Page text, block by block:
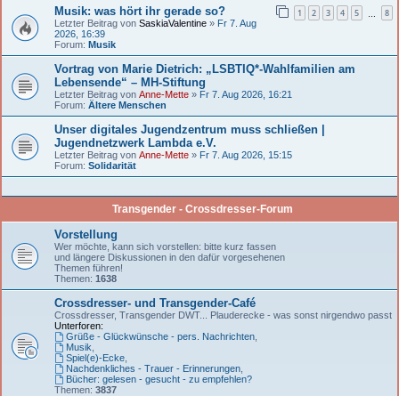
Musik: was hört ihr gerade so? 1 2 3 4 5 8
Letzter Beitrag von SaskiaValentine » Fr 7. Aug
2026, 16:39
Forum: Musik
Vortrag von Marie Dietrich: „LSBTIQ*-Wahlfamilien am
Lebensende“ – MH-Stiftung
Letzter Beitrag von Anne-Mette » Fr 7. Aug 2026, 16:21
Forum: Ältere Menschen
Unser digitales Jugendzentrum muss schließen |
Jugendnetzwerk Lambda e.V.
Letzter Beitrag von Anne-Mette » Fr 7. Aug 2026, 15:15
Forum: Solidarität
Transgender - Crossdresser-Forum
Vorstellung
Wer möchte, kann sich vorstellen: bitte kurz fassen
und längere Diskussionen in den dafür vorgesehenen
Themen führen!
Themen: 1638
Crossdresser- und Transgender-Café
Crossdresser, Transgender DWT... Plauderecke - was sonst nirgendwo passt
Unterforen:
Grüße - Glückwünsche - pers. Nachrichten,
Musik
Spiel(e)-Ecke,
Nachdenkliches - Trauer - Erinnerungen,
Bücher: gelesen - gesucht - zu empfehlen?
Themen: 3837